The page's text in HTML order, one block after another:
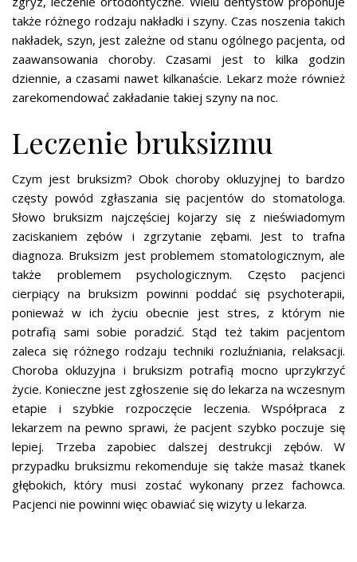
także różnego rodzaju nakładki i szyny. Czas noszenia takich
nakładek, szyn, jest zależne od stanu ogólnego pacjenta, od
zaawansowania choroby. Czasami jest to kilka godzin
dziennie, a czasami nawet kilkanaście. Lekarz może również
zarekomendować zakładanie takiej szyny na noc.
Leczenie bruksizmu
Czym jest bruksizm? Obok choroby okluzyjnej to bardzo
częsty powód zgłaszania się pacjentów do stomatologa.
Słowo bruksizm najczęściej kojarzy się z nieświadomym
zaciskaniem zębów i zgrzytanie zębami. Jest to trafna
diagnoza. Bruksizm jest problemem stomatologicznym, ale
także problemem psychologicznym. Często pacjenci
cierpiący na bruksizm powinni poddać się psychoterapii,
ponieważ w ich życiu obecnie jest stres, z którym nie
potrafią sami sobie poradzić. Stąd też takim pacjentom
zaleca się różnego rodzaju techniki rozluźniania, relaksacji.
Choroba okluzyjna i bruksizm potrafią mocno uprzykrzyć
życie. Konieczne jest zgłoszenie się do lekarza na wczesnym
etapie i szybkie rozpoczęcie leczenia. Współpraca z
lekarzem na pewno sprawi, że pacjent szybko poczuje się
lepiej. Trzeba zapobiec dalszej destrukcji zębów. W
przypadku bruksizmu rekomenduje się także masaż tkanek
głębokich, który musi zostać wykonany przez fachowca.
Pacjenci nie powinni więc obawiać się wizyty u lekarza.